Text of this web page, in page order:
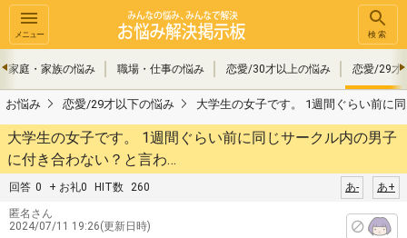
メニュー 検索
家庭・家族の悩み 職場・仕事の悩み 恋愛/30才以上の悩み 恋愛/29才
お悩み 恋愛/29才以下の悩み 大学生の女子です。 1週間ぐらい前に
大学生の女子です。 1週間ぐらい前に同じサークル内の男子
に付き合わない？と言わ…
回答 0 + お礼0 HIT数 260 あ+
あ-
匿名さん
2024/07/11 19:26(更新日時)